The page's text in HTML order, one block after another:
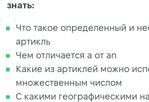
знать:
Что такое определенный и
артикль
Чем отличается a от an
Какие из артиклей можно
множественным числом
С какими географическими